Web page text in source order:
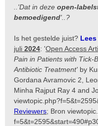
..'Dat in deze open-
bemoedigend'..?
Is het gestelde juist?
juli 2024: 'Open Access
Pain in Patients with Tick-
Antibiotic Treatment' by
Gordana Avramovic 2,
Minha Rajput Ray 4 and
Reviewers; Bron